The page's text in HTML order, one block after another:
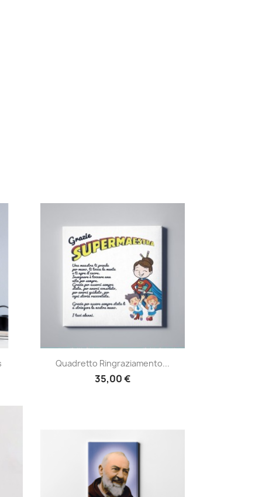
Anteprima
Quadretto Ringraziamento...
35,00 €